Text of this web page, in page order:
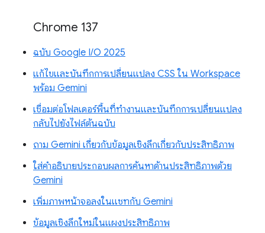
Chrome 137
ฉบับ Google I/O 2025
แก้ไขและบันทึกการเปลี่ยนแปลง CSS ใน Workspace
พร้อม Gemini
เชื่อมต่อโฟลเดอร์พื้นที่ทำงานและบันทึกการเปลี่ยนแปลง
กลับไปยังไฟล์ต้นฉบับ
ถาม Gemini เกี่ยวกับข้อมูลเชิงลึกเกี่ยวกับประสิทธิภาพ
ใส่คำอธิบายประกอบผลการค้นหาด้านประสิทธิภาพด้วย
Gemini
เพิ่มภาพหน้าจอลงในแชทกับ Gemini
ข้อมูลเชิงลึกใหม่ในแผงประสิทธิภาพ